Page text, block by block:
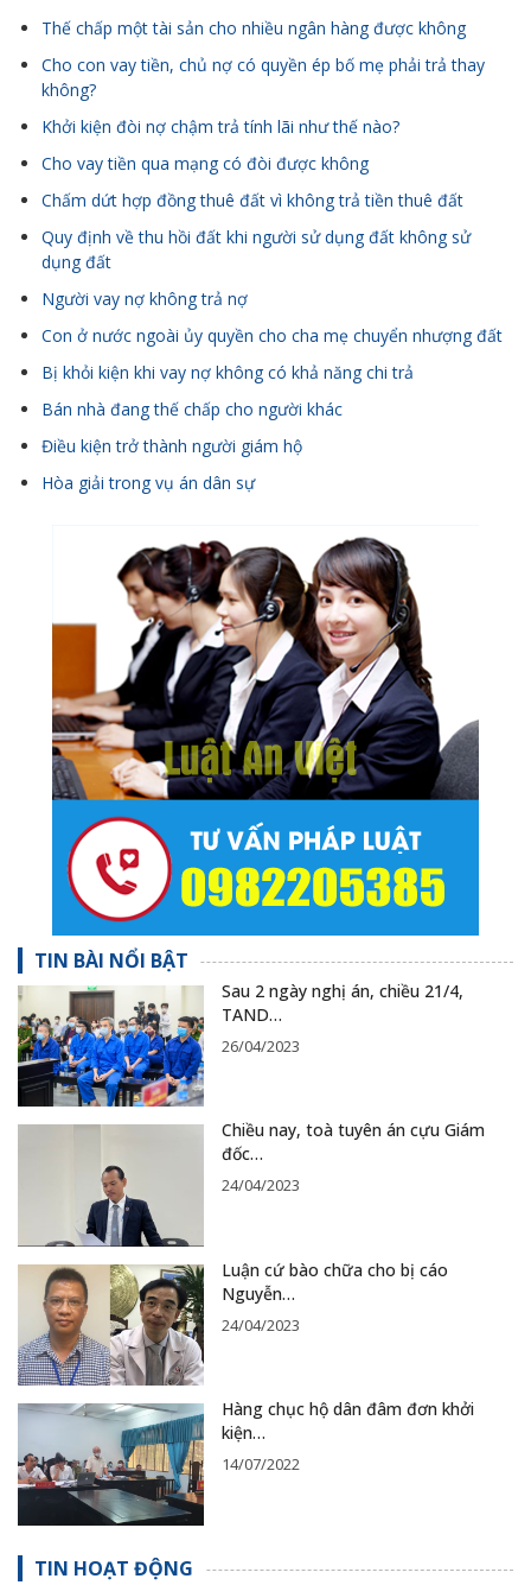
Thế chấp một tài sản cho nhiều ngân hàng được không
Cho con vay tiền, chủ nợ có quyền ép bố mẹ phải trả thay
không?
Khởi kiện đòi nợ chậm trả tính lãi như thế nào?
Cho vay tiền qua mạng có đòi được không
Chấm dứt hợp đồng thuê đất vì không trả tiền thuê đất
Quy định về thu hồi đất khi người sử dụng đất không sử
dụng đất
Người vay nợ không trả nợ
Con ở nước ngoài ủy quyền cho cha mẹ chuyển nhượng đất
Bị khỏi kiện khi vay nợ không có khả năng chi trả
Bán nhà đang thế chấp cho người khác
Điều kiện trở thành người giám hộ
Hòa giải trong vụ án dân sự
TIN BÀI NỔI BẬT
Sau 2 ngày nghị án, chiều 21/4,
TAND…
26/04/2023
Chiều nay, toà tuyên án cựu Giám
đốc…
24/04/2023
Luận cứ bào chữa cho bị cáo
Nguyễn…
24/04/2023
Hàng chục hộ dân đâm đơn khởi
kiện…
14/07/2022
TIN HOẠT ĐỘNG